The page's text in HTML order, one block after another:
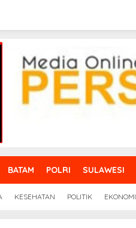
BATAM POLRI SULAWESI
KESEHATAN POLITIK EKONOMI